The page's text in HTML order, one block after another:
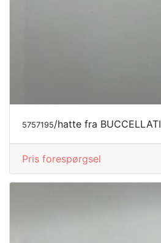
5757195/hatte fra BUCCELLATI
Pris forespørgsel